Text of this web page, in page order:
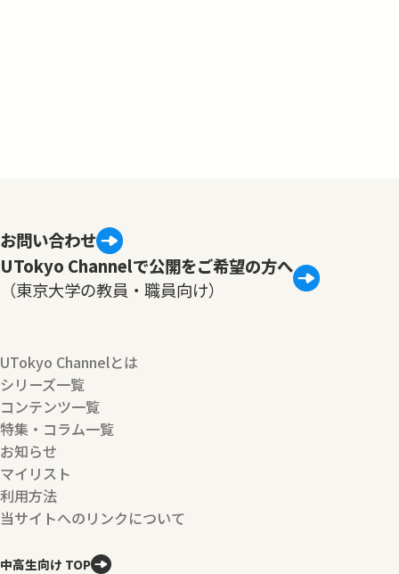
お問い合わせ
UTokyo Channelで公開をご希望の方へ
（東京大学の教員・職員向け）
UTokyo Channelとは
シリーズ一覧
コンテンツ一覧
特集・コラム一覧
お知らせ
マイリスト
利用方法
当サイトへのリンクについて
中高生向け TOP